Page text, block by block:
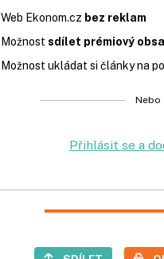
Web Ekonom.cz bez reklam
Možnost sdílet prémiový
Možnost ukládat si články na
Nebo
Přihlásit se a